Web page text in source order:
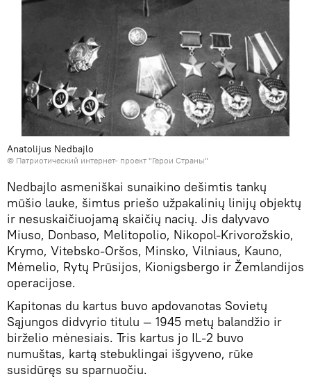
Anatolijus Nedbajlo
© Патриотический интернет- проект "Герои Страны"
Nedbajlo asmeniškai sunaikino dešimtis tankų
mūšio lauke, šimtus priešo užpakalinių linijų objektų
ir nesuskaičiuojamą skaičių nacių. Jis dalyvavo
Miuso, Donbaso, Melitopolio, Nikopol-Krivorožskio,
Krymo, Vitebsko-Oršos, Minsko, Vilniaus, Kauno,
Mėmelio, Rytų Prūsijos, Kionigsbergo ir Žemlandijos
operacijose.
Kapitonas du kartus buvo apdovanotas Sovietų
Sąjungos didvyrio titulu — 1945 metų balandžio ir
birželio mėnesiais. Tris kartus jo IL-2 buvo
numuštas, kartą stebuklingai išgyveno, rūke
susidūręs su sparnuočiu.